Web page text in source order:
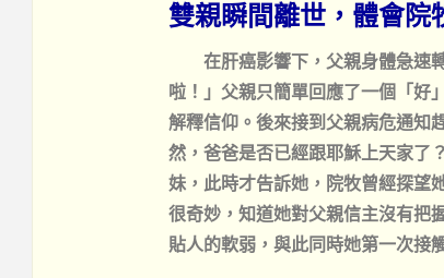
雙親瞬間離世，體會院
在肝癌影響下，父親身體急速
啦！」父親只簡單回應了一個「好
解釋信仰。後來接到父親病危通知
然，爸爸是否已經跟耶穌上天家了
妹，此時才告訴她，院牧曾經探望
很奇妙，知道她對父親信主沒有把
貼人的軟弱，與此同時她第一次接